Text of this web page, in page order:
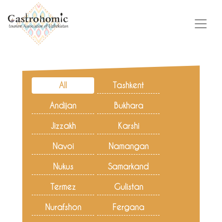
All Tashkent
Andijan Bukhara
Jizzakh Karshi
Navoi Namangan
Nukus Samarkand
Termez Gulistan
Nurafshon Fergana